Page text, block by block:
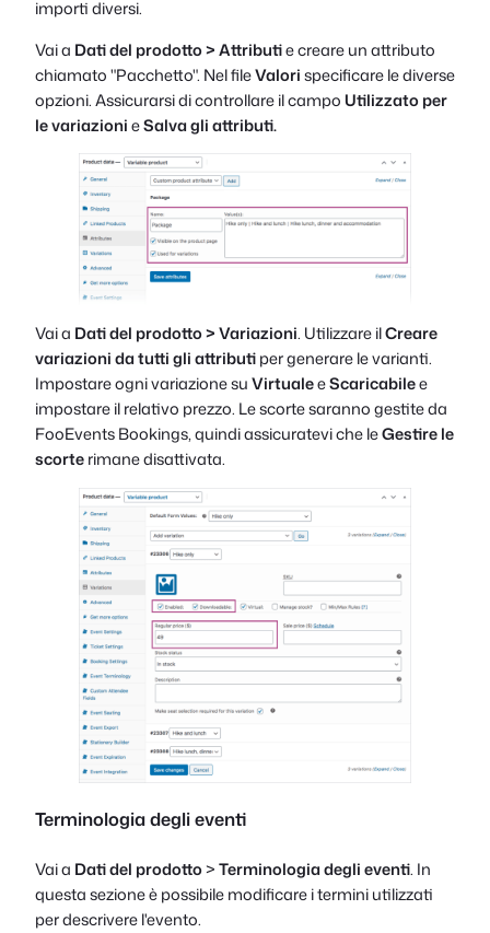
importi diversi.
Vai a Dati del prodotto > Attributie creare un attributo
chiamato "Pacchetto". Nel fileValorispecificare le diverse
opzioni. Assicurarsi di controllare il campoUtilizzato per
le variazionieSalva gli attributi.
Vai a Dati del prodotto > Variazioni. Utilizzare ilCreare
variazioni da tutti gli attributiper generare le varianti.
Impostare ogni variazione suVirtualeeScaricabilee
impostare il relativo prezzo. Le scorte saranno gestite da
FooEvents Bookings, quindi assicuratevi che leGestire le
scorterimane disattivata.
Terminologia degli eventi
Vai a Dati del prodotto>Terminologia degli eventi. In
questa sezione è possibile modificare i termini utilizzati
per descrivere l'evento.